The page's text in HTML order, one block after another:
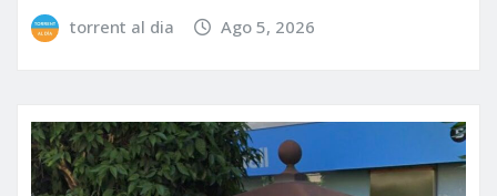
torrent al dia Ago 5, 2026